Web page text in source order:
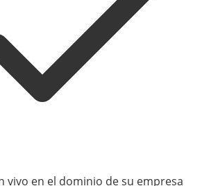
vivo en el dominio de su empresa